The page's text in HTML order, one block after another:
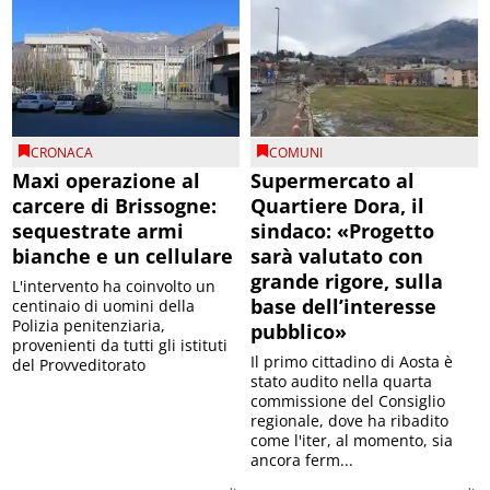
CRONACA
Maxi operazione al
carcere di Brissogne:
sequestrate armi
bianche e un cellulare
L'intervento ha coinvolto un
centinaio di uomini della
Polizia penitenziaria,
provenienti da tutti gli istituti
del Provveditorato
COMUNI
Supermercato al
Quartiere Dora, il
sindaco: «Progetto
sarà valutato con
grande rigore, sulla
base dell’interesse
pubblico»
Il primo cittadino di Aosta è
stato audito nella quarta
commissione del Consiglio
regionale, dove ha ribadito
come l'iter, al momento, sia
ancora ferm...